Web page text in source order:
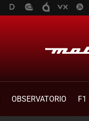
OBSERVATORIO F1